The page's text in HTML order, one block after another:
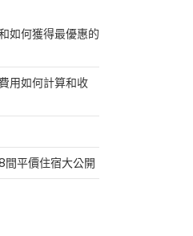
如何獲得最優惠的
用如何計算和收
間平價住宿大公開